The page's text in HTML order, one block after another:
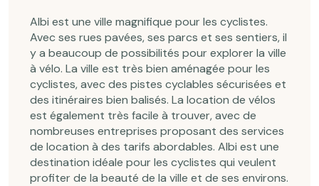
Albi est une ville magnifique pour les cyclistes.
Avec ses rues pavées, ses parcs et ses sentiers, il
y a beaucoup de possibilités pour explorer la ville
à vélo. La ville est très bien aménagée pour les
cyclistes, avec des pistes cyclables sécurisées et
des itinéraires bien balisés. La location de vélos
est également très facile à trouver, avec de
nombreuses entreprises proposant des services
de location à des tarifs abordables. Albi est une
destination idéale pour les cyclistes qui veulent
profiter de la beauté de la ville et de ses environs.